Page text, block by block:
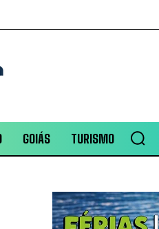
GOIÁS TURISMO